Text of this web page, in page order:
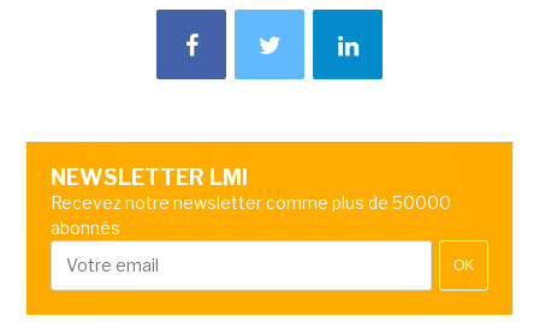
NEWSLETTER LMI
Recevez notre newsletter comme plus de 50000
abonnés
OK